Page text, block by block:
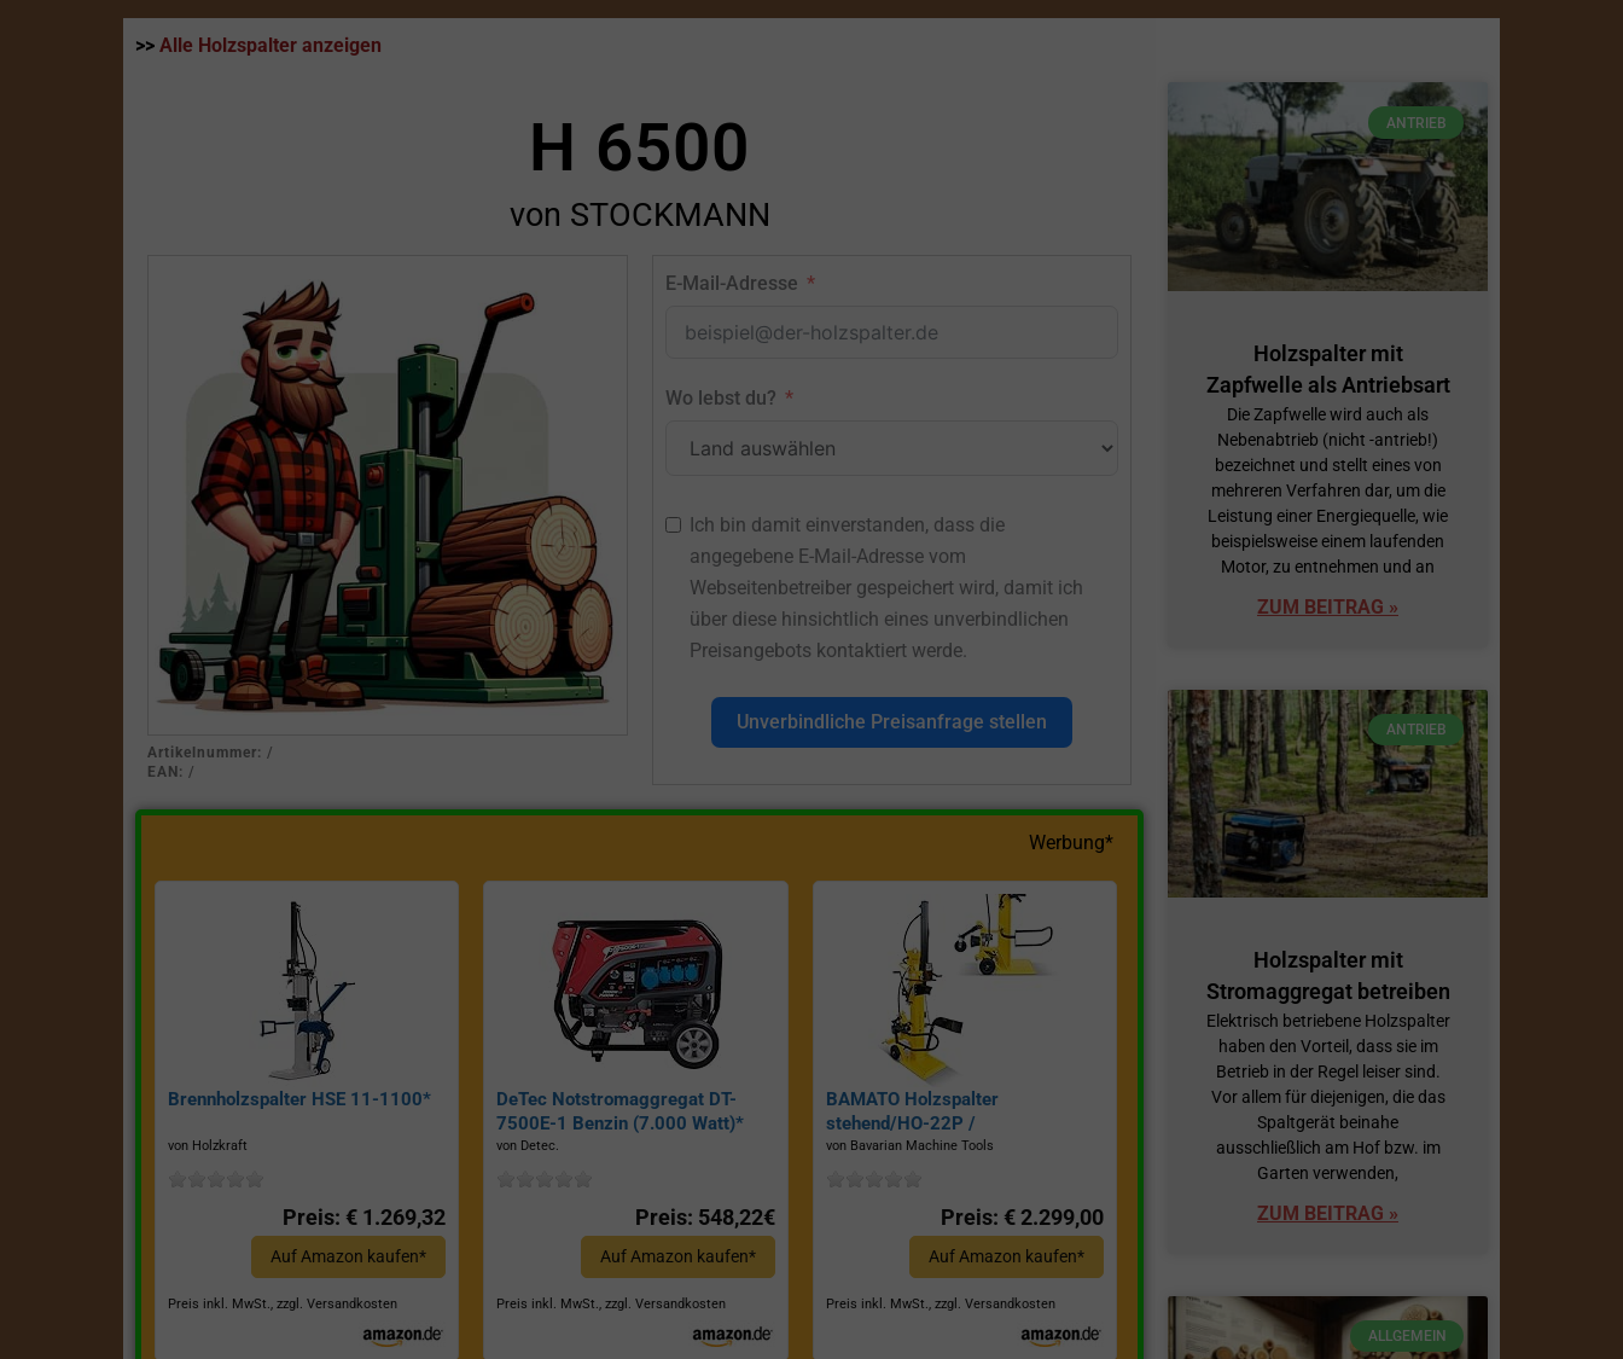
>> Alle Holzspalter anzeigen
H 6500
von STOCKMANN
Artikelnummer: /
EAN: /
E-Mail-Adresse
Wo lebst du?
Ich bin damit einverstanden, dass die
angegebene E-Mail-Adresse vom
Webseitenbetreiber gespeichert wird, damit ich
über diese hinsichtlich eines unverbindlichen
Preisangebots kontaktiert werde.
Unverbindliche Preisanfrage stellen
Werbung*
Brennholzspalter HSE 11-1100*
von Holzkraft
Preis: € 1.269,32
Auf Amazon kaufen*
Preis inkl. MwSt., zzgl. Versandkosten
DeTec Notstromaggregat DT-
7500E-1 Benzin (7.000 Watt)*
von Detec.
Preis: 548,22€
Auf Amazon kaufen*
Preis inkl. MwSt., zzgl. Versandkosten
BAMATO Holzspalter
stehend/HO-22P /
Zapfwellenantrieb, Inkl.
von Bavarian Machine Tools
Preis: € 2.299,00
Auf Amazon kaufen*
Preis inkl. MwSt., zzgl. Versandkosten
ANTRIEB
Holzspalter mit
Zapfwelle als Antriebsart
Die Zapfwelle wird auch als
Nebenabtrieb (nicht -antrieb!)
bezeichnet und stellt eines von
mehreren Verfahren dar, um die
Leistung einer Energiequelle, wie
beispielsweise einem laufenden
Motor, zu entnehmen und an
ZUM BEITRAG »
ANTRIEB
Holzspalter mit
Stromaggregat betreiben
Elektrisch betriebene Holzspalter
haben den Vorteil, dass sie im
Betrieb in der Regel leiser sind.
Vor allem für diejenigen, die das
Spaltgerät beinahe
ausschließlich am Hof bzw. im
Garten verwenden,
ZUM BEITRAG »
ALLGEMEIN